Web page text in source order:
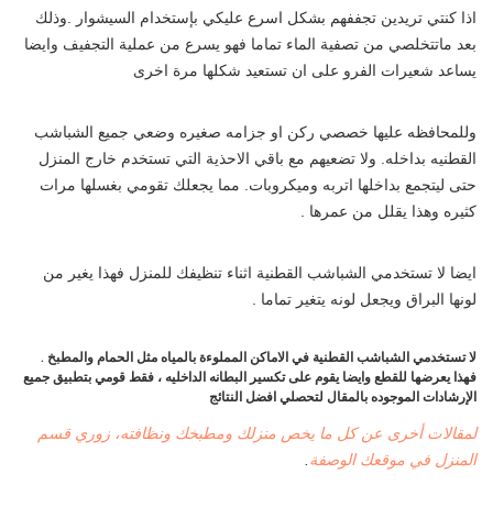
اذا كنتي تريدين تجففهم بشكل اسرع عليكي بإستخدام السيشوار .وذلك
بعد ماتتخلصي من تصفية الماء تماما فهو يسرع من عملية التجفيف وايضا
يساعد شعيرات الفرو على ان تستعيد شكلها مرة اخرى
وللمحافظه عليها خصصي ركن او جزامه صغيره وضعي جميع الشباشب
القطنيه بداخله. ولا تضعيهم مع باقي الاحذية التي تستخدم خارج المنزل
حتى ليتجمع بداخلها اتربه وميكروبات. مما يجعلك تقومي بغسلها مرات
كثيره وهذا يقلل من عمرها .
ايضا لا تستخدمي الشباشب القطنية اثناء تنظيفك للمنزل فهذا يغير من
لونها البراق ويجعل لونه يتغير تماما .
لا تستخدمي الشباشب القطنية في الاماكن المملوءة بالمياه مثل الحمام والمطبخ .
فهذا يعرضها للقطع وايضا يقوم على تكسير البطانه الداخليه ، فقط قومي بتطبيق جميع
الإرشادات الموجوده بالمقال لتحصلي افضل النتائج
لمقالات أخرى عن كل ما يخص منزلك ومطبخك ونظافته، زوري قسم
المنزل في موقعك الوصفة